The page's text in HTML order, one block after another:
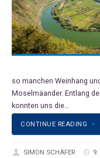
so manchen Weinhang
Moselmäander. Entlang
konnten uns die…
CONTINUE READING
SIMON SCHÄFER 9.